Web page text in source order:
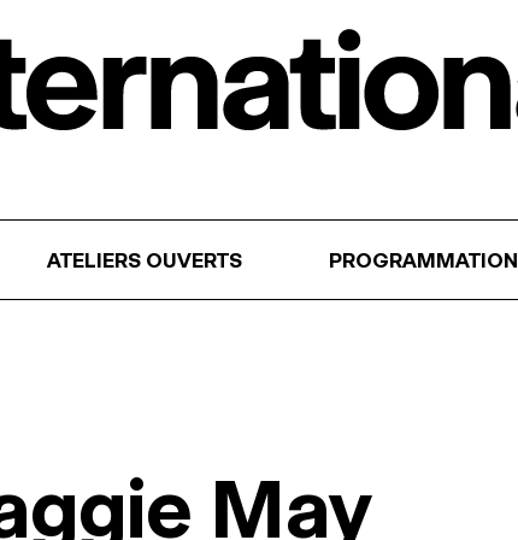
ATELIERS OUVERTS PROGRAMMATION
May